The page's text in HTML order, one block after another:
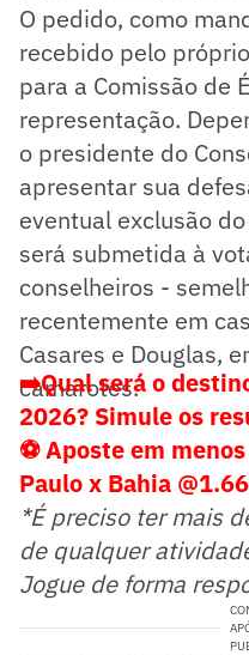
O pedido, como
recebido pelo
para a Comissão de
representação.
o presidente do
apresentar sua
eventual exclusão
será submetida à
conselheiros -
recentemente em
Casares e Douglas,
camarotes.
➡️Qual será o
2026? Simule os
⚽ Aposte em
Paulo x Bahia @1.66
*É preciso ter mais
de qualquer
Jogue de forma